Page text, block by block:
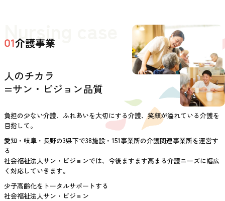
Nursing case
01介護事業
人のチカラ
=サン・ビジョン品質
負担の少ない介護、ふれあいを大切にする介護、笑顔が溢れている介護を
目指して。
愛知・岐阜・長野の3県下で38施設・151事業所の介護関連事業所を運営す
る
社会福祉法人サン・ビジョンでは、今後ますます高まる介護ニーズに幅広
く対応していきます。
少子高齢化をトータルサポートする
社会福祉法人サン・ビジョン